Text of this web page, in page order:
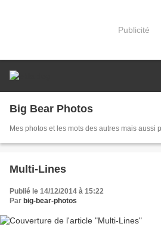
Publicité
Big Bear Photos
Mes photos et les mots des autres mais aussi
Multi-Lines
Publié le 14/12/2014 à 15:22
Par big-bear-photos